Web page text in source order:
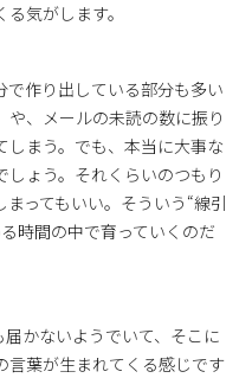
気がします。
作り出している部分も多い
、メールの未読の数に振り
しまう。でも、本当に大事な
ょう。それくらいのつもり
ってもいい。そういう“線引
時間の中で育っていくのだ
かないようでいて、そこに
言葉が生まれてくる感じです